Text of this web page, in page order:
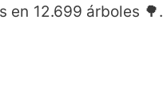
en 12.699 árboles 🌳.